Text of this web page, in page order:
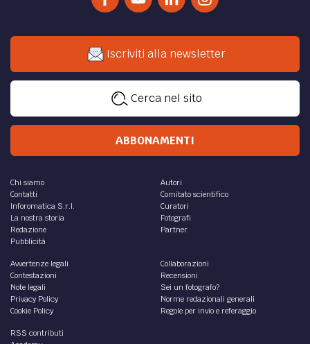
Iscriviti alla newsletter
Cerca nel sito
ABBONAMENTI
Chi siamo
Contatti
Inforomatica S.r.l.
La nostra storia
Redazione
Pubblicità
Autori
Comitato scientifico
Curatori
Fotografi
Partner
Avvertenze legali
Contestazioni
Note legali
Privacy Policy
Cookie Policy
Collaborazioni
Recensioni
Sei un fotografo?
Norme redazionali generali
Regole per invio e referaggio
RSS contributi